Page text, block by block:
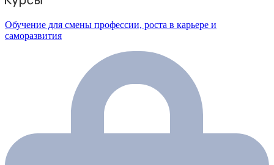
Обучение для смены профессии, роста в карьере и
саморазвития